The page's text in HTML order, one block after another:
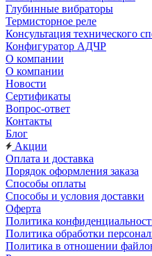
Глубинные вибраторы
Термисторное реле
Консультация технического
Конфигуратор АДЧР
О компании
О компании
Новости
Сертификаты
Вопрос-ответ
Контакты
Блог
Акции
Оплата и доставка
Порядок оформления заказа
Способы оплаты
Способы и условия доставки
Оферта
Политика
Политика обработки
Политика в отношении